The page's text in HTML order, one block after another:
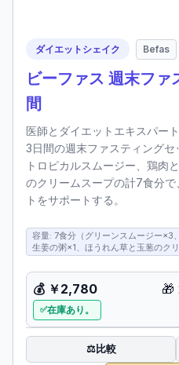
ダイエットシェイク Befas
ビーファス 週末ファ
間
医師とダイエットエキスパー
3日間の週末ファスティングセ
トロピカルスムージー、鶏肉
のクリームスープの計7食分
トをサポートする。
容量: 7食分（グリーンスムージー×3
生姜の粥×1、ほうれん草と玉葱のクリ
💰 ￥2,780 🎁
在庫あり。
⚖️比較